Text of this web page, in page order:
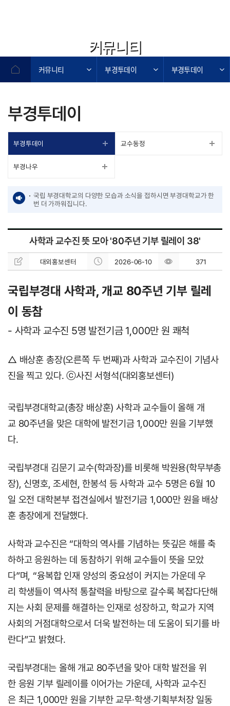
커뮤니티
커뮤니티 부경투데이 부경투데이
부경투데이
부경투데이 교수동정
부경나우
국립 부경대학교의 다양한 모습과 소식을 접하시면 부경대학교가 한
번 더 가까워집니다.
사학과 교수진 뜻 모아 '80주년 기부 릴레이 38'
대외홍보센터 2026-06-10 371
국립부경대 사학과, 개교 80주년 기부 릴레
이 동참
- 사학과 교수진 5명 발전기금 1,000만 원 쾌척
△ 배상훈 총장(오른쪽 두 번째)과 사학과 교수진이 기념사
진을 찍고 있다. ⓒ사진 서형석(대외홍보센터)
국립부경대학교(총장 배상훈) 사학과 교수들이 올해 개
교 80주년을 맞은 대학에 발전기금 1,000만 원을 기부했
다.
국립부경대 김문기 교수(학과장)를 비롯해 박원용(학무부총
장), 신명호, 조세현, 한봉석 등 사학과 교수 5명은 6월 10
일 오전 대학본부 접견실에서 발전기금 1,000만 원을 배상
훈 총장에게 전달했다.
사학과 교수진은 “대학의 역사를 기념하는 뜻깊은 해를 축
하하고 응원하는 데 동참하기 위해 교수들이 뜻을 모았
다”며, “융복합 인재 양성의 중요성이 커지는 가운데 우
리 학생들이 역사적 통찰력을 바탕으로 갈수록 복잡다단해
지는 사회 문제를 해결하는 인재로 성장하고, 학교가 지역
사회의 거점대학으로서 더욱 발전하는 데 도움이 되기를 바
란다”고 밝혔다.
국립부경대는 올해 개교 80주년을 맞아 대학 발전을 위
한 응원 기부 릴레이를 이어가는 가운데, 사학과 교수진
은 최근 1,000만 원을 기부한 교무·학생·기획부처장 일동